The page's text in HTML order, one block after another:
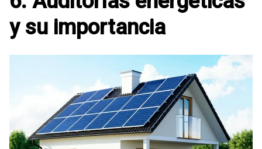
y su importancia